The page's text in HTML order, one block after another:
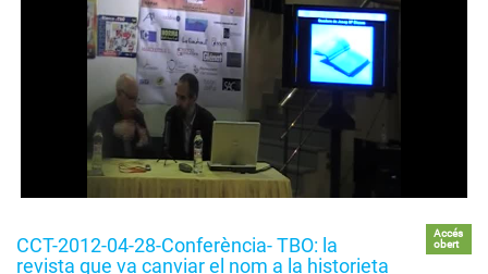
CCT-2012-04-28-Conferència- TBO: la
revista que va canviar el nom a la historieta
Accés
obert